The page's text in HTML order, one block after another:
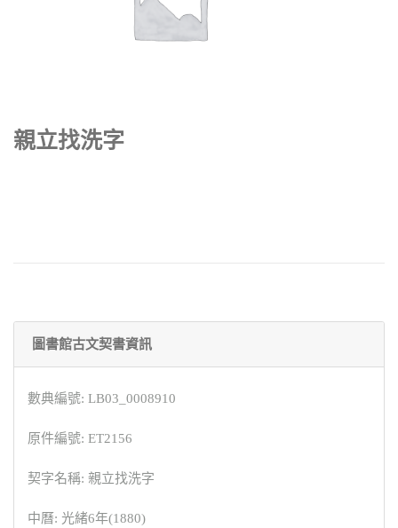
親立找洗字
圖書館古文契書資訊
數典編號: LB03_0008910
原件編號: ET2156
契字名稱: 親立找洗字
中曆: 光緒6年(1880)